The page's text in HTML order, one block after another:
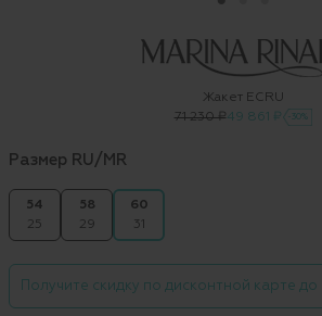
Жакет ECRU
71 230 ₽49 861 ₽ -30%
Размер RU/MR
54
25
58
29
60
31
Получите скидку по дисконтной карте до